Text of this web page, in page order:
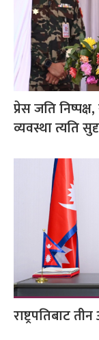
प्रेस जति
व्यवस्था त्यति
राष्ट्रपतिबाट